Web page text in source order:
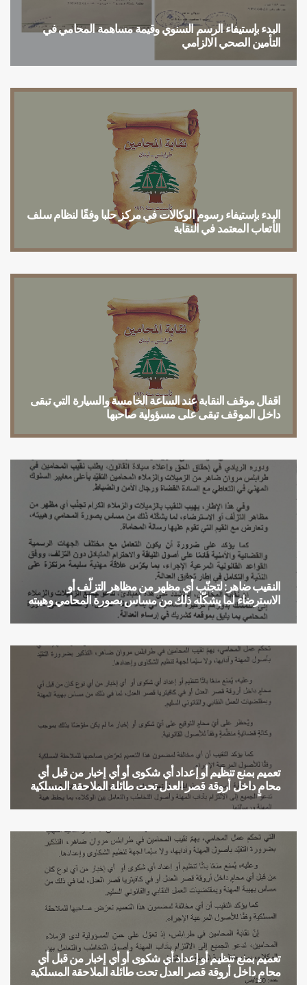
البدء بإستيفاء الرسم السنوي وقيمة مساهمة المحامي في
التأمين الصحي الالزامي
البدء بإستيفاء الرسم السنوي وقيمة مساهمة المحامي في التأمين الصحي الالزامي
البدء بإستيفاء رسوم الوكالات في مركز حلبا وفقًا لنظام سلف
الأتعاب المعتمد في النقابة
البدء بإستيفاء رسوم الوكالات في مركز حلبا وفقًا لنظام سلف الأتعاب المعتمد في النقابة
اقفال موقف النقابة عند الساعة الخامسة والسيارة التي تبقى
داخل الموقف تبقى على مسؤولية صاحبها
تعميم
النقيب ضاهر: لتجنّب أي مظهر من مظاهر التزلّف أو
الاسترضاء لما يشكّله ذلك من مساس بصورة المحامي وهيبته
تعميم
تعميم بمنع تنظيم أو إعداد أي شكوى أو أي إخبار من قبل أي
محامٍ داخل أروقة قصر العدل تحت طائلة الملاحقة المسلكية
تعميم
تعميم بمنع تنظيم أو إعداد أي شكوى أو أي إخبار من قبل أي
محامٍ داخل أروقة قصر العدل تحت طائلة الملاحقة المسلكية